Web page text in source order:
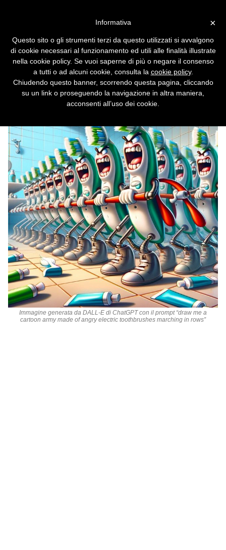
spazzolini da denti
La storia è una bufala, e nessun attacco è
mai avvenuto. Ma potrebbe accadere
davvero una cosa del genere?
Immagine generata da DALL-E di ChatGPT con il prompt “draw me a
cartoon army made of angry electric toothbrushes marching in rows”
×
Informativa
Questo sito o gli strumenti terzi da questo utilizzati si avvalgono
di cookie necessari al funzionamento ed utili alle finalità illustrate
nella cookie policy. Se vuoi saperne di più o negare il consenso
a tutti o ad alcuni cookie, consulta la cookie policy.
Chiudendo questo banner, scorrendo questa pagina, cliccando
su un link o proseguendo la navigazione in altra maniera,
acconsenti all’uso dei cookie.